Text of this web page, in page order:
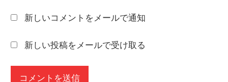
新しいコメントをメールで通知
新しい投稿をメールで受け取る